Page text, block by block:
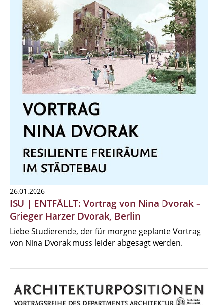
26.01.2026
ISU | ENTFÄLLT: Vortrag von Nina Dvorak –
Grieger Harzer Dvorak, Berlin
Liebe Studierende, der für morgne geplante Vortrag
von Nina Dvorak muss leider abgesagt werden.